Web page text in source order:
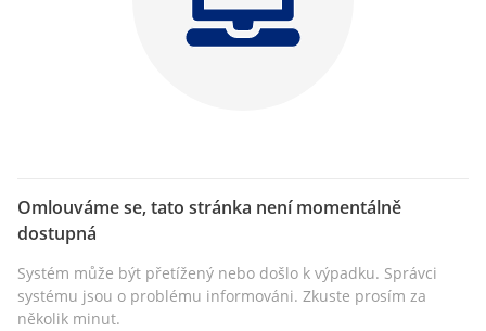
Omlouváme se, tato stránka není momentálně
dostupná
Systém může být přetížený nebo došlo k výpadku. Správci
systému jsou o problému informováni. Zkuste prosím za
několik minut.